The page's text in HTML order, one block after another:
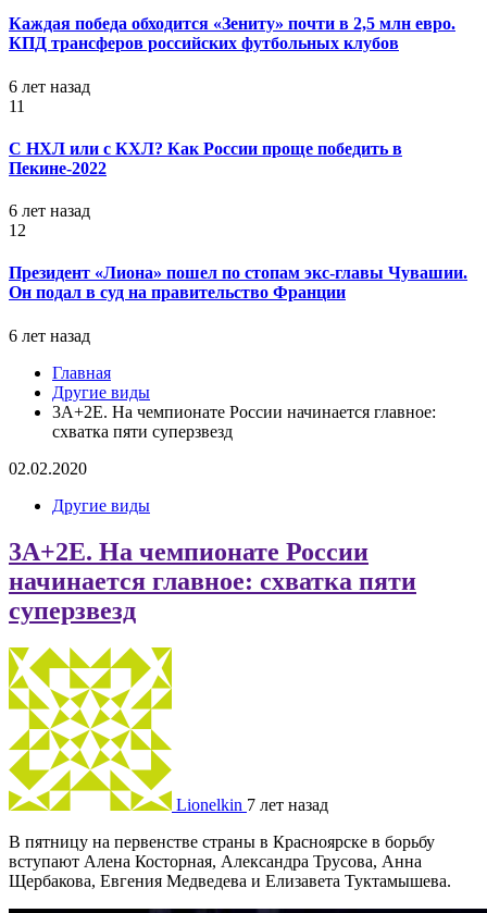
Каждая победа обходится «Зениту» почти в 2,5 млн евро.
КПД трансферов российских футбольных клубов
6 лет назад
11
С НХЛ или с КХЛ? Как России проще победить в
Пекине-2022
6 лет назад
12
Президент «Лиона» пошел по стопам экс-главы Чувашии.
Он подал в суд на правительство Франции
6 лет назад
Главная
Другие виды
3А+2Е. На чемпионате России начинается главное:
схватка пяти суперзвезд
02.02.2020
Другие виды
3А+2Е. На чемпионате России
начинается главное: схватка пяти
суперзвезд
Lionelkin 7 лет назад
В пятницу на первенстве страны в Красноярске в борьбу
вступают Алена Косторная, Александра Трусова, Анна
Щербакова, Евгения Медведева и Елизавета Туктамышева.